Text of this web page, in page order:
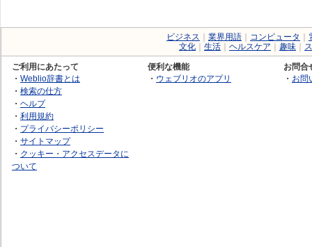
ビジネス 業界用語 コンピュータ
文化
生活 ヘルスケア 趣味
ご利用にあたって
・ Weblio辞書とは
・ 検索の仕方
・ ヘルプ
・ 利用規約
・ プライバシーポリシー
・ サイトマップ
・ クッキー・アクセスデータに
ついて
便利な機能
・ ウェブリオのアプリ
お問合
・ お問